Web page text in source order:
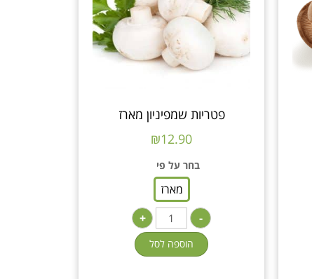
פטריות שמפיניון מארז
₪12.90
בחר על פי
מארז
-
+
הוספה לסל